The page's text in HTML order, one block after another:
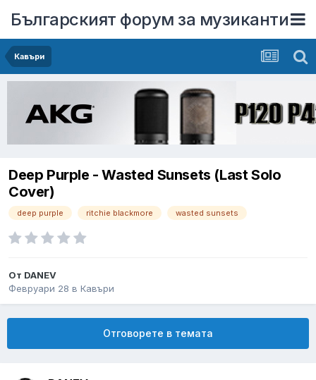
Българският форум за музиканти
Кавъри
Deep Purple - Wasted Sunsets (Last Solo
Cover)
deep purple ritchie blackmore wasted sunsets
От DANEV
Февруари 28 в Кавъри
Отговорете в темата